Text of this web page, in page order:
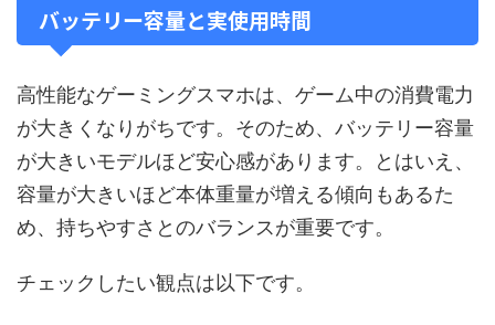
バッテリー容量と実使用時間
高性能なゲーミングスマホは、ゲーム中の消費電力
が大きくなりがちです。そのため、バッテリー容量
が大きいモデルほど安心感があります。とはいえ、
容量が大きいほど本体重量が増える傾向もあるた
め、持ちやすさとのバランスが重要です。
チェックしたい観点は以下です。